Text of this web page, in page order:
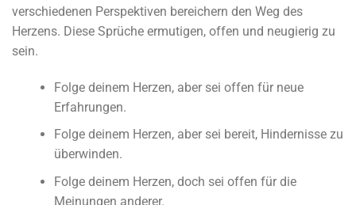
verschiedenen Perspektiven bereichern den Weg des
Herzens. Diese Sprüche ermutigen, offen und neugierig zu
sein.
Folge deinem Herzen, aber sei offen für neue
Erfahrungen.
Folge deinem Herzen, aber sei bereit, Hindernisse zu
überwinden.
Folge deinem Herzen, doch sei offen für die
Meinungen anderer.